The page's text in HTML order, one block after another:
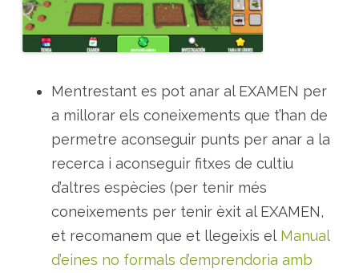
Mentrestant es pot anar al EXAMEN per
a millorar els coneixements que t’han de
permetre aconseguir punts per anar a la
recerca i aconseguir fitxes de cultiu
d’altres espècies (per tenir més
coneixements per tenir èxit al EXAMEN,
et recomanem que et llegeixis el Manual
d’eines no formals d’emprendoria amb